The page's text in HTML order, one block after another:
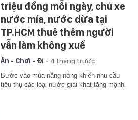
triệu đồng mỗi ngày, chủ xe
nước mía, nước dừa tại
TP.HCM thuê thêm người
vẫn làm không xuể
Ăn - Chơi - Đi - 4 tháng trước
Bước vào mùa nắng nóng khiến nhu cầu
tiêu thụ các loại nước giải khát tăng mạnh.